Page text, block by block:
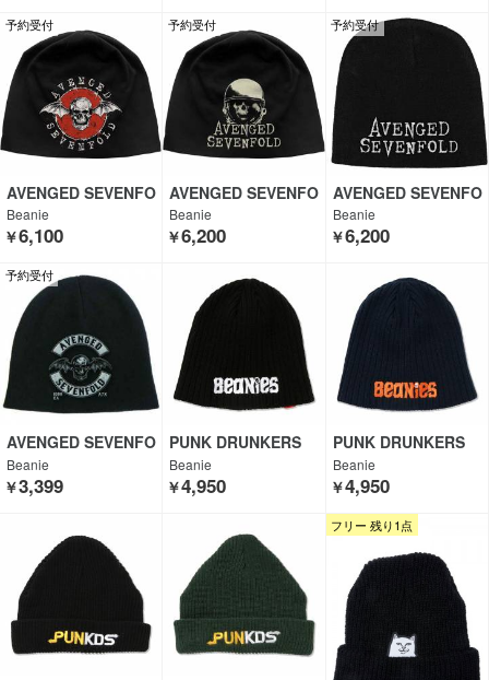
予約受付
AVENGED SEVENFO
LD
Beanie
￥6,100
予約受付
AVENGED SEVENFO
LD
Beanie
￥6,200
予約受付
AVENGED SEVENFO
LD
Beanie
￥6,200
予約受付
AVENGED SEVENFO
LD
Beanie
￥3,399
PUNK DRUNKERS
Beanie
￥4,950
PUNK DRUNKERS
Beanie
￥4,950
フリー 残り1点